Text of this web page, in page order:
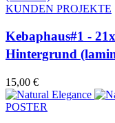
KUNDEN PROJEKTE
Kebaphaus#1 -
Hintergrund
15,00 €
POSTER